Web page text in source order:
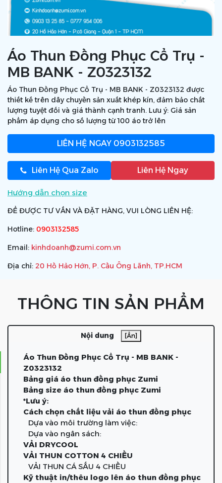
Áo Thun Đồng Phục Cổ Trụ -
MB BANK - Z0323132
Áo Thun Đồng Phục Cổ Trụ - MB BANK - Z0323132 được
thiết kế trên dây chuyền sản xuất khép kín, đảm bảo chất
lượng tuyệt đối và giá thành cạnh tranh. Lưu ý: Giá sản
phẩm áp dụng cho số lượng từ 100 áo trở lên
LIÊN HỆ NGAY 0903132585
Liên Hệ Qua Zalo Liên Hệ Ngay
Hướng dẫn chọn size
ĐỂ ĐƯỢC TƯ VẤN VÀ ĐẶT HÀNG, VUI LÒNG LIÊN HỆ:
Hotline: 0903132585
Email: kinhdoanh@zumi.com.vn
Địa chỉ: 20 Hồ Hảo Hớn, P. Cầu Ông Lãnh, TP.HCM
THÔNG TIN SẢN PHẨM
Nội dung [Ẩn]
Áo Thun Đồng Phục Cổ Trụ - MB BANK -
Z0323132
Bảng giá áo thun đồng phục Zumi
Bảng size áo thun đồng phục Zumi
*Lưu ý:
Cách chọn chất liệu vải áo thun đồng phục
Dựa vào môi trường làm việc:
Dựa vào ngân sách:
VẢI DRYCOOL
VẢI THUN COTTON 4 CHIỀU
VẢI THUN CÁ SẤU 4 CHIỀU
Kỹ thuật in/thêu logo lên áo thun đồng phục